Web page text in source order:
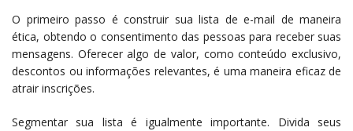
O primeiro passo é construir sua lista de e-mail de maneira
ética, obtendo o consentimento das pessoas para receber suas
mensagens. Oferecer algo de valor, como conteúdo exclusivo,
descontos ou informações relevantes, é uma maneira eficaz de
atrair inscrições.
Segmentar sua lista é igualmente importante. Divida seus